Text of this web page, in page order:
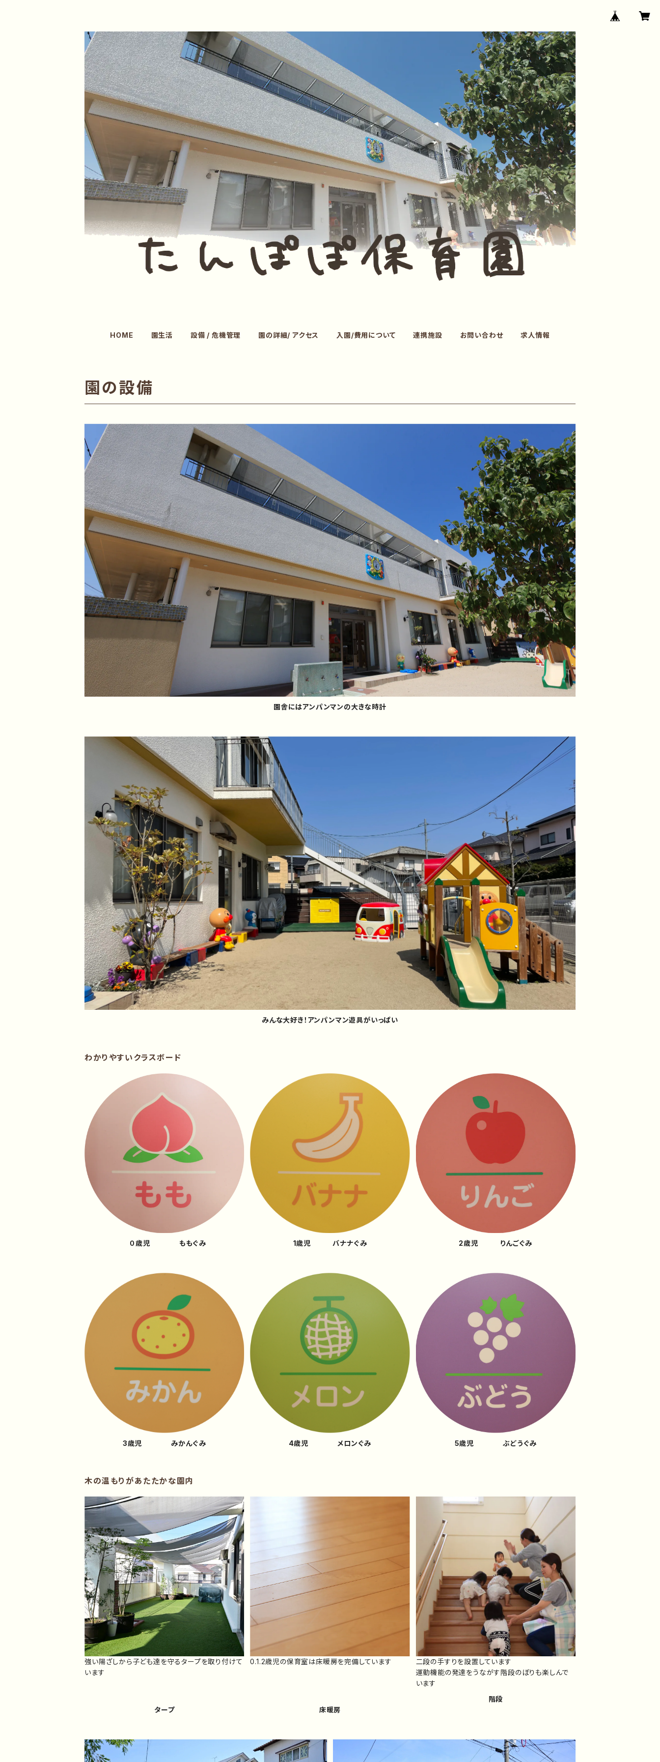
HOME 園生活 設備 / 危機管理 園の詳細/ アクセス 入園/費用について 連携施設 お問い合わせ 求人情報
園の設備
園舎にはアンパンマンの大きな時計
みんな大好き！アンパンマン遊具がいっぱい
わかりやすいクラスボード
０歳児 ももぐみ 1歳児 バナナぐみ 2歳児 りんごぐみ
3歳児 みかんぐみ 4歳児 メロンぐみ 5歳児 ぶどうぐみ
木の温もりがあたたかな園内
強い陽ざしから子ども達を守るタープを取り付けて
います
タープ
0.1.2歳児の保育室は床暖房を完備しています
床暖房
二段の手すりを設置しています
運動機能の発達をうながす階段のぼりも楽しんで
います
階段